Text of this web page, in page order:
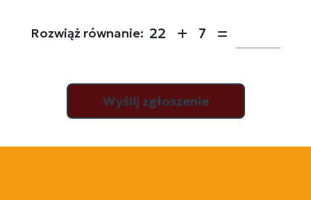
Rozwiąż równanie: 22 7